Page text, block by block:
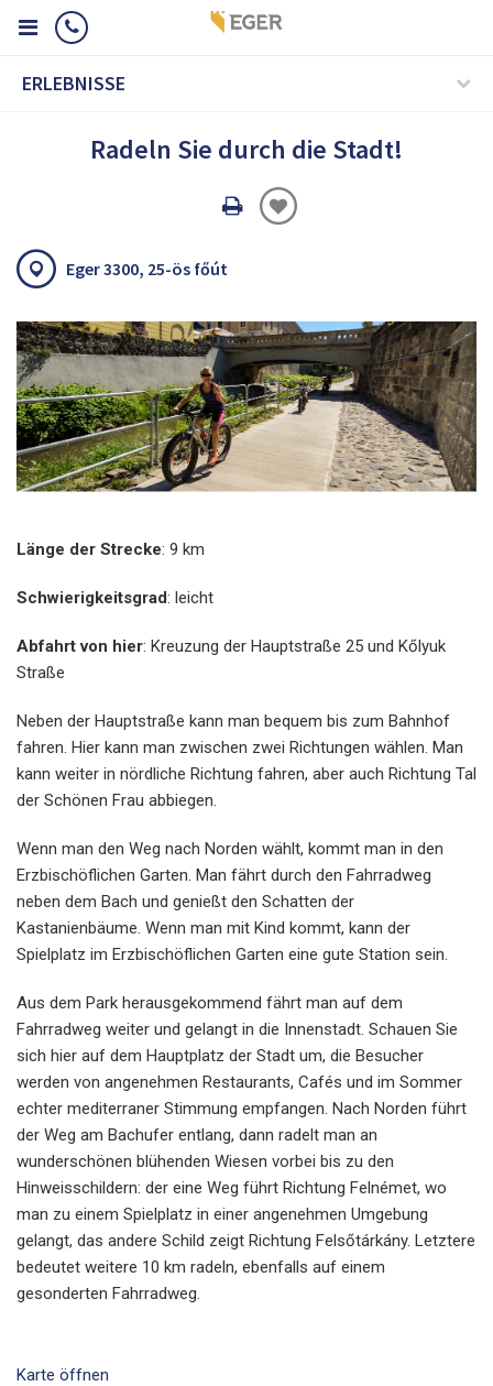
ERLEBNISSE
Radeln Sie durch die Stadt!
Oldal
Eger 3300, 25-ös főút
Länge der Strecke: 9 km
Schwierigkeitsgrad: leicht
Abfahrt von hier: Kreuzung der Hauptstraße 25 und Kőlyuk
Straße
Neben der Hauptstraße kann man bequem bis zum Bahnhof
fahren. Hier kann man zwischen zwei Richtungen wählen. Man
kann weiter in nördliche Richtung fahren, aber auch Richtung Tal
der Schönen Frau abbiegen.
Wenn man den Weg nach Norden wählt, kommt man in den
Erzbischöflichen Garten. Man fährt durch den Fahrradweg
neben dem Bach und genießt den Schatten der
Kastanienbäume. Wenn man mit Kind kommt, kann der
Spielplatz im Erzbischöflichen Garten eine gute Station sein.
Aus dem Park herausgekommend fährt man auf dem
Fahrradweg weiter und gelangt in die Innenstadt. Schauen Sie
sich hier auf dem Hauptplatz der Stadt um, die Besucher
werden von angenehmen Restaurants, Cafés und im Sommer
echter mediterraner Stimmung empfangen. Nach Norden führt
der Weg am Bachufer entlang, dann radelt man an
wunderschönen blühenden Wiesen vorbei bis zu den
Hinweisschildern: der eine Weg führt Richtung Felnémet, wo
man zu einem Spielplatz in einer angenehmen Umgebung
gelangt, das andere Schild zeigt Richtung Felsőtárkány. Letztere
bedeutet weitere 10 km radeln, ebenfalls auf einem
gesonderten Fahrradweg.
Karte öffnen